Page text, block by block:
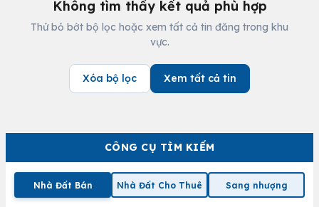
CÔNG CỤ TÌM KIẾM
Nhà Đất Bán Nhà Đất Cho Thuê Sang nhượng
Không tìm thấy kết quả phù hợp
Thử bỏ bớt bộ lọc hoặc xem tất cả tin đăng trong khu
vực.
Xóa bộ lọc Xem tất cả tin